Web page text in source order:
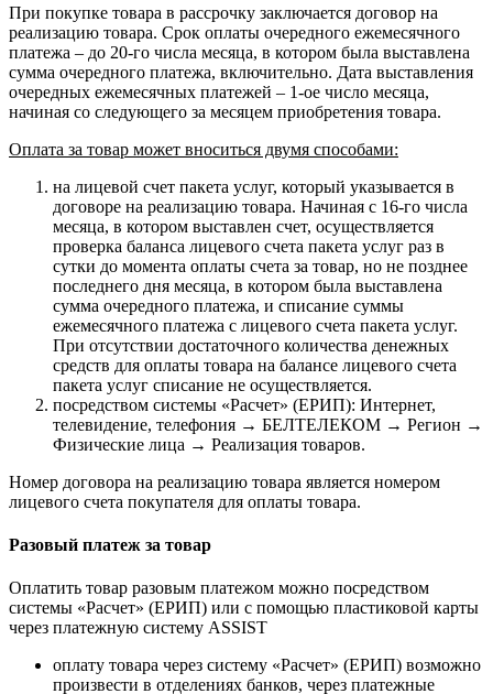
При покупке товара в рассрочку заключается договор на
реализацию товара. Срок оплаты очередного ежемесячного
платежа – до 20-го числа месяца, в котором была выставлена
сумма очередного платежа, включительно. Дата выставления
очередных ежемесячных платежей – 1-ое число месяца,
начиная со следующего за месяцем приобретения товара.
Оплата за товар может вноситься двумя способами:
на лицевой счет пакета услуг, который указывается в
договоре на реализацию товара. Начиная с 16-го числа
месяца, в котором выставлен счет, осуществляется
проверка баланса лицевого счета пакета услуг раз в
сутки до момента оплаты счета за товар, но не позднее
последнего дня месяца, в котором была выставлена
сумма очередного платежа, и списание суммы
ежемесячного платежа с лицевого счета пакета услуг.
При отсутствии достаточного количества денежных
средств для оплаты товара на балансе лицевого счета
пакета услуг списание не осуществляется.
посредством системы «Расчет» (ЕРИП): Интернет,
телевидение, телефония → БЕЛТЕЛЕКОМ → Регион →
Физические лица → Реализация товаров.
Номер договора на реализацию товара является номером
лицевого счета покупателя для оплаты товара.
Разовый платеж за товар
Оплатить товар разовым платежом можно посредством
системы «Расчет» (ЕРИП) или с помощью пластиковой карты
через платежную систему ASSIST
оплату товара через систему «Расчет» (ЕРИП) возможно
произвести в отделениях банков, через платежные